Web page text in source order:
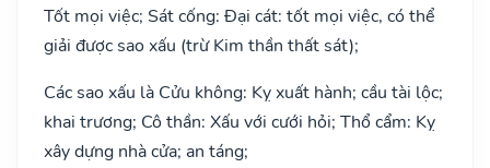
Tốt mọi việc; Sát cống: Đại cát: tốt mọi việc, có thể
giải được sao xấu (trừ Kim thần thất sát);
Các sao xấu là Cửu không: Kỵ xuất hành; cầu tài lộc;
khai trương; Cô thần: Xấu với cưới hỏi; Thổ cẩm: Kỵ
xây dựng nhà cửa; an táng;